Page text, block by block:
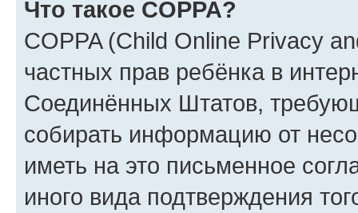
Что такое COPPA?
COPPA (Child Online Privacy
частных прав ребёнка в
Соединённых Штатов,
собирать информацию от
иметь на это письменное
иного вида подтверждения